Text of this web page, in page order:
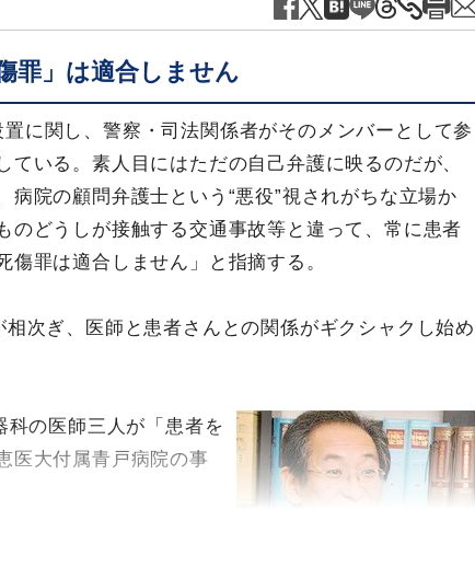
罪」は適合しません
に関し、警察・司法関係者がそのメンバーとして参
いる。素人目にはただの自己弁護に映るのだが、
病院の顧問弁護士という“悪役”視されがちな立場か
のどうしが接触する交通事故等と違って、常に患者
罪は適合しません」と指摘する。
相次ぎ、医師と患者さんとの関係がギクシャクし始め
科の医師三人が「患者を
医大付属青戸病院の事